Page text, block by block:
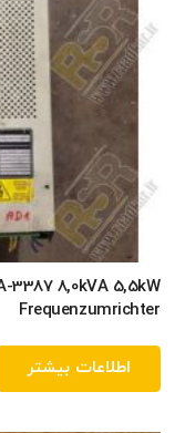
3387 8,0kVA 5,5kW
Frequenzumrichter
اطلاعات بیشتر